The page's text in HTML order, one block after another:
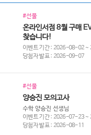
#선물
온라인서점 8월 구매
찾습니다!
이벤트 기간 : 2026-08-02
당첨자 발표 : 2026-09-07
#선물
양승진 모의고사
수학 양승진 선생님
이벤트 기간 : 2026-07-23
당첨자 발표 : 2026-08-11